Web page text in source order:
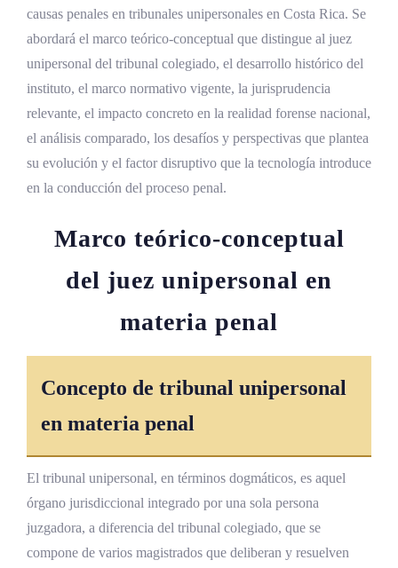
El régimen recursivo
El Código Penal (Ley número 4573)
La Ley Orgánica del Poder Judicial (Ley
número 7333)
La Ley número 8837 sobre Recurso de
Apelación de la Sentencia Penal
Víctimas y Testigos
Judiciales
Instrumentos internacionales aplicables
unipersonales en materia penal
Líneas jurisprudenciales de la Sala
El juez natural
El derecho de defensa
La presunción de inocencia
causas penales en tribunales unipersonales en Costa Rica. Se
abordará el marco teórico-conceptual que distingue al juez
unipersonal del tribunal colegiado, el desarrollo histórico del
instituto, el marco normativo vigente, la jurisprudencia
relevante, el impacto concreto en la realidad forense nacional,
el análisis comparado, los desafíos y perspectivas que plantea
su evolución y el factor disruptivo que la tecnología introduce
en la conducción del proceso penal.
Marco teórico-conceptual
del juez unipersonal en
materia penal
Concepto de tribunal unipersonal
en materia penal
El tribunal unipersonal, en términos dogmáticos, es aquel
órgano jurisdiccional integrado por una sola persona
juzgadora, a diferencia del tribunal colegiado, que se
compone de varios magistrados que deliberan y resuelven